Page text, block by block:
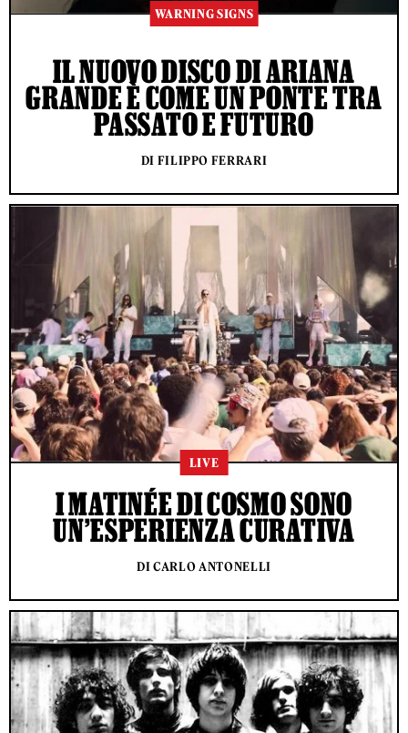
WARNING SIGNS
IL NUOVO DISCO DI ARIANA
GRANDE È COME UN PONTE TRA
PASSATO E FUTURO
DI FILIPPO FERRARI
LIVE
I MATINÉE DI COSMO SONO
UN’ESPERIENZA CURATIVA
DI CARLO ANTONELLI